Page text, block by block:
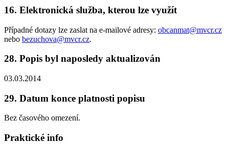
16. Elektronická služba, kterou lze využít
Případné dotazy lze zaslat na e-mailové adresy: obcanmat@mvcr.cz
nebo bezuchova@mvcr.cz.
28. Popis byl naposledy aktualizován
03.03.2014
29. Datum konce platnosti popisu
Bez časového omezení.
Praktické info